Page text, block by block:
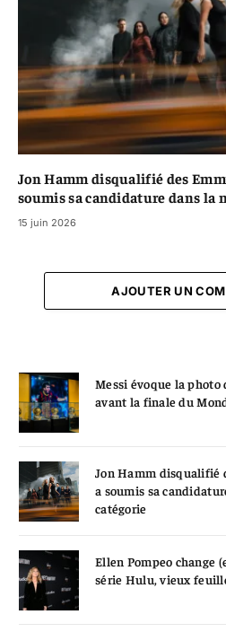
Jon Hamm disqualifié des
soumis sa candidature dans la
15 juin 2026
AJOUTER UN
Messi évoque la photo
avant la finale du
Jon Hamm disqualifié
a soumis sa
catégorie
Ellen Pompeo change
série Hulu, vieux